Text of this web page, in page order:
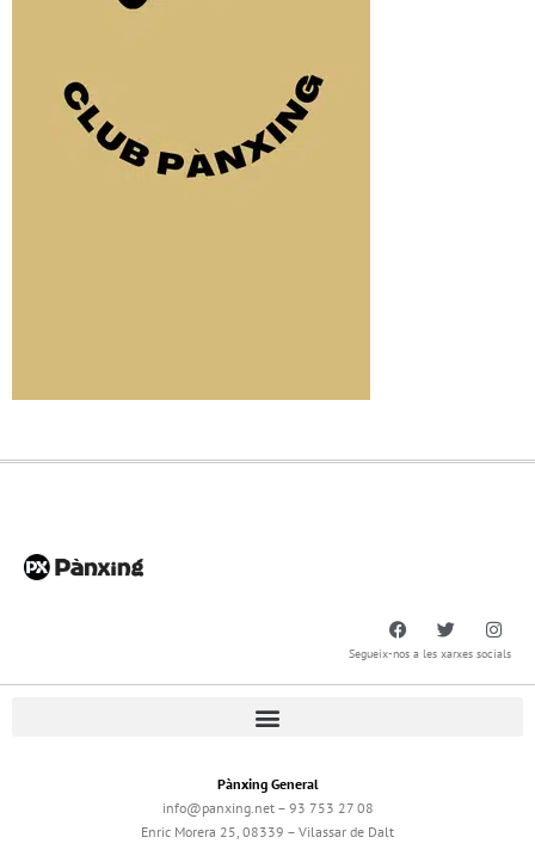
Segueix-nos a les xarxes socials
Pànxing General
info@panxing.net – 93 753 27 08
Enric Morera 25, 08339 – Vilassar de Dalt